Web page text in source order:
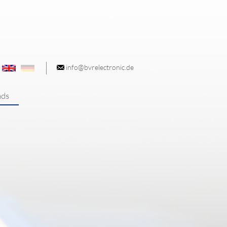
info@bvrelectronic.de